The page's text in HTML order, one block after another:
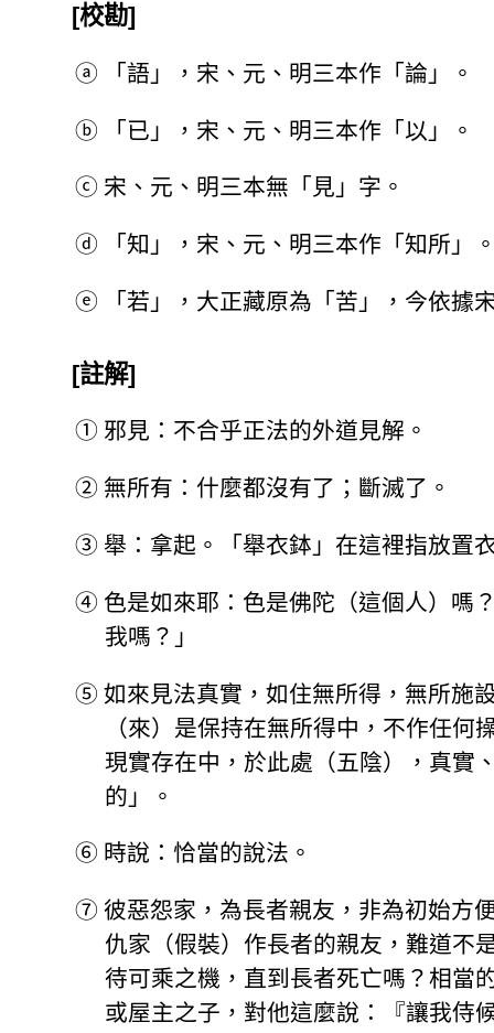
[校勘]
ⓐ 「語」，宋、元、明三本作「論」。
ⓑ 「已」，宋、元、明三本作「以」。
ⓒ 宋、元、明三本無「見」字。
ⓓ 「知」，宋、元、明三本作「知所」
ⓔ 「若」，大正藏原為「苦」，今依據
[註解]
① 邪見：不合乎正法的外道見解。
② 無所有：什麼都沒有了；斷滅了。
③ 舉：拿起。「舉衣鉢」在這裡指放置
④ 色是如來耶：色是佛陀（這個人）嗎
我嗎？」
⑤ 如來見法真實，如住無所得，無所施
（來）是保持在無所得中，不作任
現實存在中，於此處（五陰），真實
的」。
⑥ 時說：恰當的說法。
⑦ 彼惡怨家，為長者親友，非為初始方
仇家（假裝）作長者的親友，難道不
待可乘之機，直到長者死亡嗎？相當
或屋主之子，對他這麼說：『讓我侍